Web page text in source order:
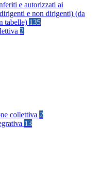
e autorizzati ai
e non dirigenti) (da
tabelle) 135
2
collettiva 2
13